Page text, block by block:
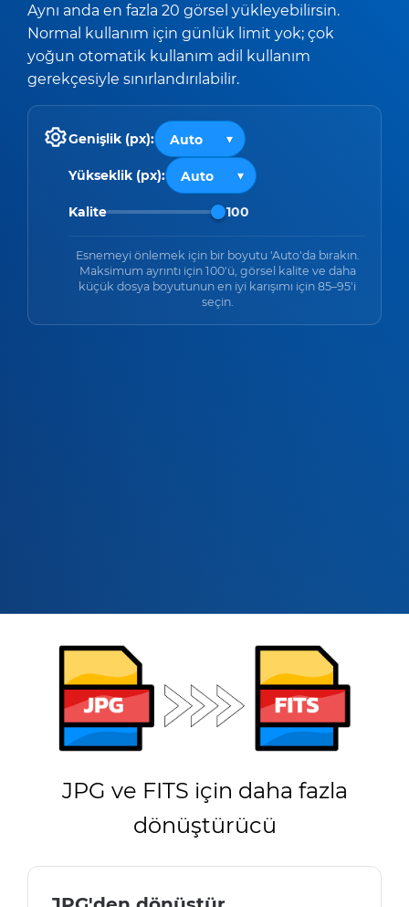
Aynı anda en fazla 20 görsel yükleyebilirsin.
Normal kullanım için günlük limit yok; çok
yoğun otomatik kullanım adil kullanım
gerekçesiyle sınırlandırılabilir.
Genişlik (px):
Yükseklik (px):
Kalite 100
Esnemeyi önlemek için bir boyutu 'Auto'da bırakın.
Maksimum ayrıntı için 100'ü, görsel kalite ve daha
küçük dosya boyutunun en iyi karışımı için 85–95'i
seçin.
JPG ve FITS için daha fazla
dönüştürücü